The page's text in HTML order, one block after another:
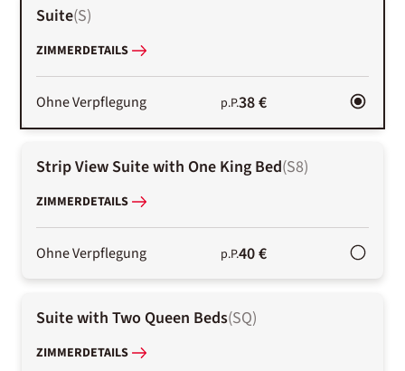
Suite(S)
ZIMMERDETAILS
Ohne Verpflegung p.P.38 €
Strip View Suite with One King Bed(S8)
ZIMMERDETAILS
Ohne Verpflegung p.P.40 €
Suite with Two Queen Beds(SQ)
ZIMMERDETAILS